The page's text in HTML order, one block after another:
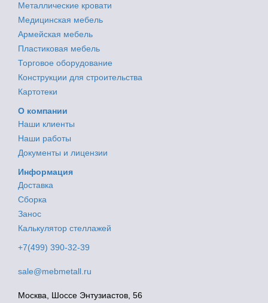
Металлические кровати
Медицинская мебель
Армейская мебель
Пластиковая мебель
Торговое оборудование
Конструкции для строительства
Картотеки
О компании
Наши клиенты
Наши работы
Документы и лицензии
Информация
Доставка
Сборка
Занос
Калькулятор стеллажей
+7(499) 390-32-39
sale@mebmetall.ru
Москва, Шоссе Энтузиастов, 56